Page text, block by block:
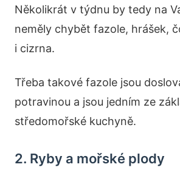
Několikrát v týdnu by tedy na
neměly chybět fazole, hrášek,
i cizrna.
Třeba takové fazole jsou
potravinou a jsou jedním ze
středomořské kuchyně.
2. Ryby a mořské plody